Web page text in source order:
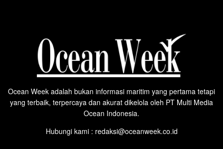
Ocean Week adalah bukan informasi maritim yang pertama tetapi
yang terbaik, terpercaya dan akurat dikelola oleh PT Multi Media
Ocean Indonesia.
Hubungi kami : redaksi@oceanweek.co.id